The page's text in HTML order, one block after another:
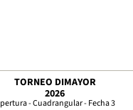
TORNEO DIMAYOR
2026
- Cuadrangular - Fecha 3